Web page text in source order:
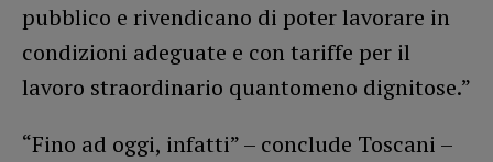
pubblico e rivendicano di poter lavorare in
condizioni adeguate e con tariffe per il
lavoro straordinario quantomeno dignitose.”
“Fino ad oggi, infatti” – conclude Toscani –